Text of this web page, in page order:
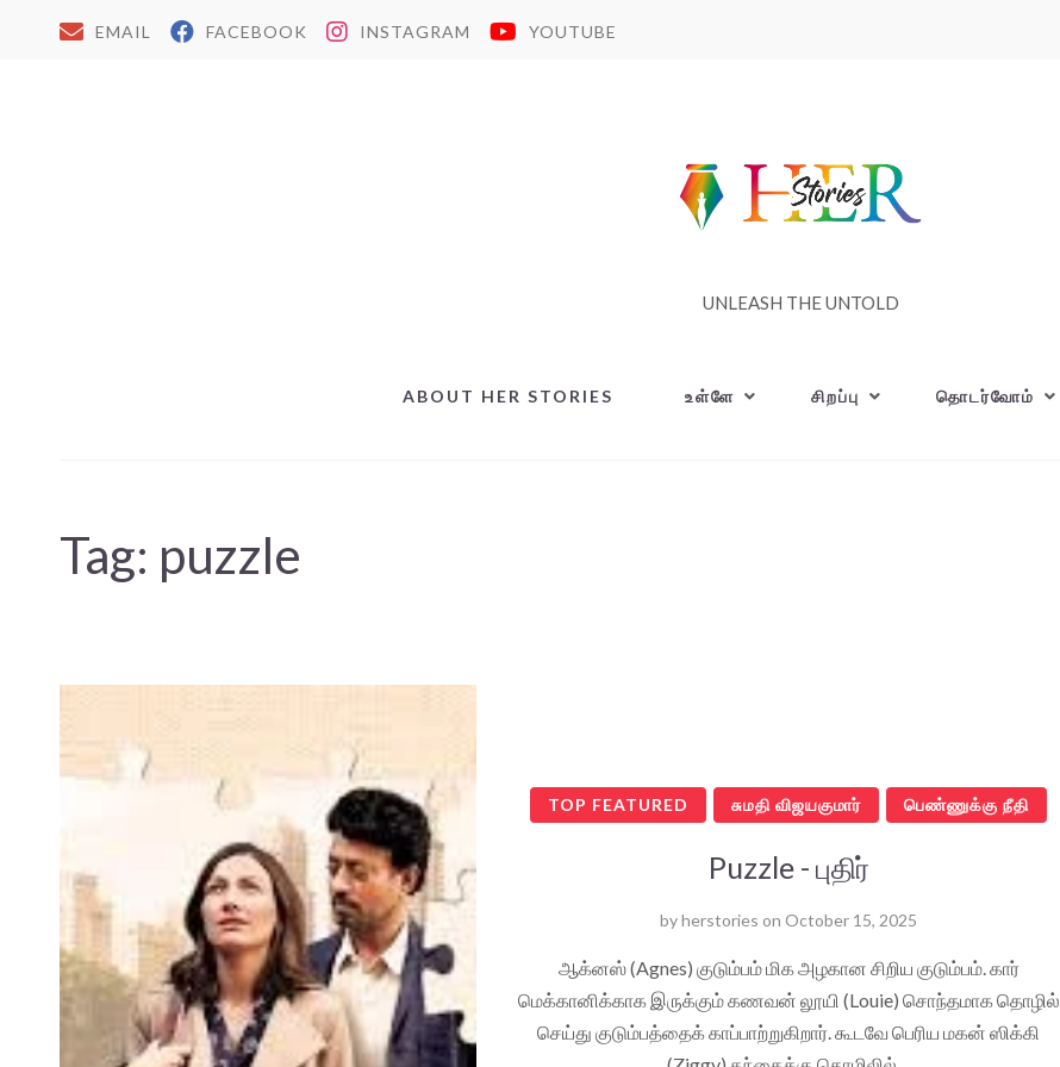
EMAIL FACEBOOK INSTAGRAM YOUTUBE
UNLEASH THE UNTOLD
ABOUT HER STORIES உள்ளே சிறப்பு தொடர்வோம்
Tag: puzzle
TOP FEATURED சுமதி விஜயகுமார் பெண்ணுக்கு நீதி
Puzzle - புதிர்
byherstories on October 15, 2025
ஆக்னஸ் (Agnes) குடும்பம் மிக அழகான சிறிய குடும்பம். கார்
மெக்கானிக்காக இருக்கும் கணவன் லூயி (Louie) சொந்தமாக தொழில்
செய்து குடும்பத்தைக் காப்பாற்றுகிறார். கூடவே பெரிய மகன் ஸிக்கி